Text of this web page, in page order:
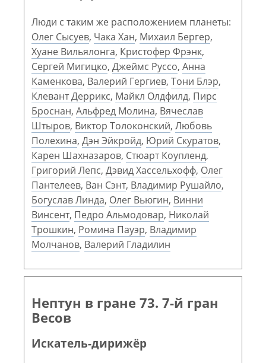
Люди с таким же расположением планеты:
Олег Сысуев, Чака Хан, Михаил Бергер,
Хуане Вильялонга, Кристофер Фрэнк,
Сергей Мигицко, Джеймс Руссо, Анна
Каменкова, Валерий Гергиев, Тони Блэр,
Клевант Деррикс, Майкл Олдфилд, Пирс
Броснан, Альфред Молина, Вячеслав
Штыров, Виктор Толоконский, Любовь
Полехина, Дэн Эйкройд, Юрий Скуратов,
Карен Шахназаров, Стюарт Коупленд,
Григорий Лепс, Дэвид Хассельхофф, Олег
Пантелеев, Ван Сэнт, Владимир Рушайло,
Богуслав Линда, Олег Вьюгин, Винни
Винсент, Педро Альмодовар, Николай
Трошкин, Ромина Пауэр, Владимир
Молчанов, Валерий Гладилин
Нептун в гране 73. 7-й гран
Весов
Искатель-дирижёр